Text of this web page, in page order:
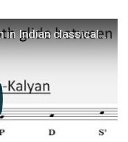
Meend (glides) | Ornamentation in Indian classical music | Raag Hindustani